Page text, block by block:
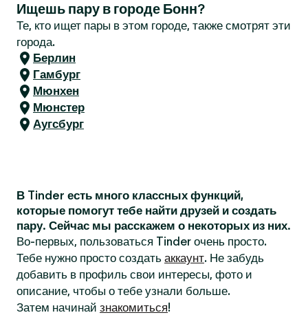
Ищешь пару в городе Бонн?
Те, кто ищет пары в этом городе, также смотрят эти
города.
Берлин
Гамбург
Мюнхен
Мюнстер
Аугсбург
В Tinder есть много классных функций,
которые помогут тебе найти друзей и создать
пару. Сейчас мы расскажем о некоторых из них.
Во-первых, пользоваться Tinder очень просто.
Тебе нужно просто создать аккаунт. Не забудь
добавить в профиль свои интересы, фото и
описание, чтобы о тебе узнали больше.
Затем начинай знакомиться!